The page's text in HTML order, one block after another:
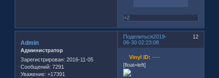
+2
Поделиться 12
2019-
06-30 02:23:08
Admin
Администратор
Зарегистрирован: 2016-11-05
Сообщений: 7291
Уважение: +17391
Vinyl ID: ----
[float=left]